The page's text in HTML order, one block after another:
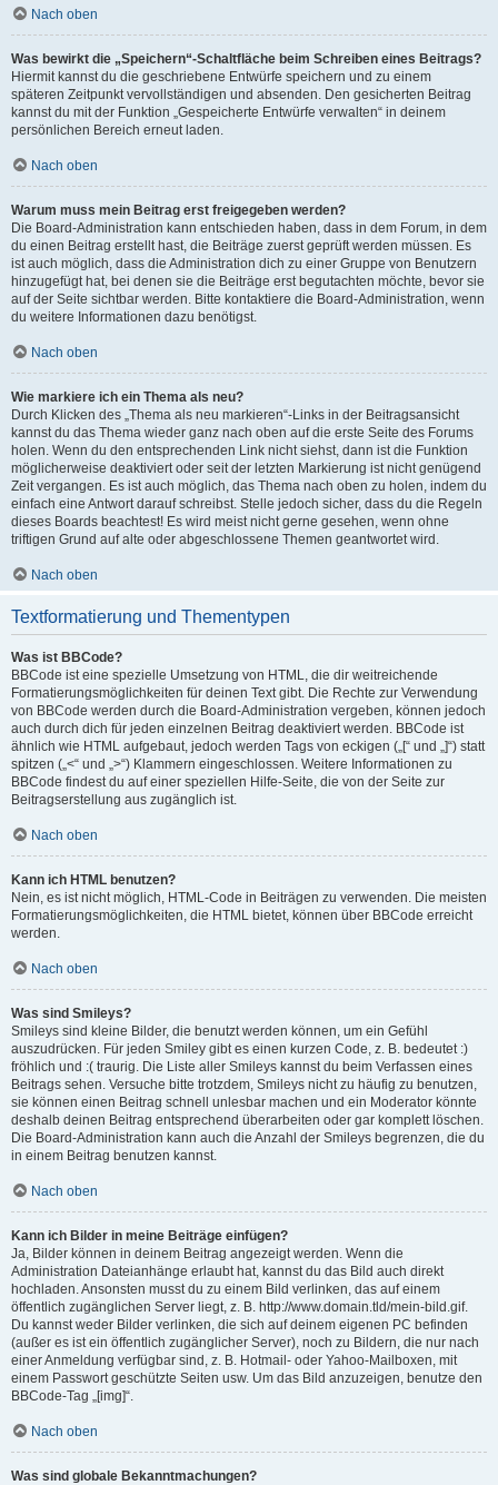
Nach oben
Was bewirkt die „Speichern“-Schaltfläche beim Schreiben eines Beitrags?
Hiermit kannst du die geschriebene Entwürfe speichern und zu einem
späteren Zeitpunkt vervollständigen und absenden. Den gesicherten Beitrag
kannst du mit der Funktion „Gespeicherte Entwürfe verwalten“ in deinem
persönlichen Bereich erneut laden.
Nach oben
Warum muss mein Beitrag erst freigegeben werden?
Die Board-Administration kann entschieden haben, dass in dem Forum, in dem
du einen Beitrag erstellt hast, die Beiträge zuerst geprüft werden müssen. Es
ist auch möglich, dass die Administration dich zu einer Gruppe von Benutzern
hinzugefügt hat, bei denen sie die Beiträge erst begutachten möchte, bevor sie
auf der Seite sichtbar werden. Bitte kontaktiere die Board-Administration, wenn
du weitere Informationen dazu benötigst.
Nach oben
Wie markiere ich ein Thema als neu?
Durch Klicken des „Thema als neu markieren“-Links in der Beitragsansicht
kannst du das Thema wieder ganz nach oben auf die erste Seite des Forums
holen. Wenn du den entsprechenden Link nicht siehst, dann ist die Funktion
möglicherweise deaktiviert oder seit der letzten Markierung ist nicht genügend
Zeit vergangen. Es ist auch möglich, das Thema nach oben zu holen, indem du
einfach eine Antwort darauf schreibst. Stelle jedoch sicher, dass du die Regeln
dieses Boards beachtest! Es wird meist nicht gerne gesehen, wenn ohne
triftigen Grund auf alte oder abgeschlossene Themen geantwortet wird.
Nach oben
Textformatierung und Thementypen
Was ist BBCode?
BBCode ist eine spezielle Umsetzung von HTML, die dir weitreichende
Formatierungsmöglichkeiten für deinen Text gibt. Die Rechte zur Verwendung
von BBCode werden durch die Board-Administration vergeben, können jedoch
auch durch dich für jeden einzelnen Beitrag deaktiviert werden. BBCode ist
ähnlich wie HTML aufgebaut, jedoch werden Tags von eckigen („[“ und „]“) statt
spitzen („<“ und „>“) Klammern eingeschlossen. Weitere Informationen zu
BBCode findest du auf einer speziellen Hilfe-Seite, die von der Seite zur
Beitragserstellung aus zugänglich ist.
Nach oben
Kann ich HTML benutzen?
Nein, es ist nicht möglich, HTML-Code in Beiträgen zu verwenden. Die meisten
Formatierungsmöglichkeiten, die HTML bietet, können über BBCode erreicht
werden.
Nach oben
Was sind Smileys?
Smileys sind kleine Bilder, die benutzt werden können, um ein Gefühl
auszudrücken. Für jeden Smiley gibt es einen kurzen Code, z. B. bedeutet :)
fröhlich und :( traurig. Die Liste aller Smileys kannst du beim Verfassen eines
Beitrags sehen. Versuche bitte trotzdem, Smileys nicht zu häufig zu benutzen,
sie können einen Beitrag schnell unlesbar machen und ein Moderator könnte
deshalb deinen Beitrag entsprechend überarbeiten oder gar komplett löschen.
Die Board-Administration kann auch die Anzahl der Smileys begrenzen, die du
in einem Beitrag benutzen kannst.
Nach oben
Kann ich Bilder in meine Beiträge einfügen?
Ja, Bilder können in deinem Beitrag angezeigt werden. Wenn die
Administration Dateianhänge erlaubt hat, kannst du das Bild auch direkt
hochladen. Ansonsten musst du zu einem Bild verlinken, das auf einem
öffentlich zugänglichen Server liegt, z. B. http://www.domain.tld/mein-bild.gif.
Du kannst weder Bilder verlinken, die sich auf deinem eigenen PC befinden
(außer es ist ein öffentlich zugänglicher Server), noch zu Bildern, die nur nach
einer Anmeldung verfügbar sind, z. B. Hotmail- oder Yahoo-Mailboxen, mit
einem Passwort geschützte Seiten usw. Um das Bild anzuzeigen, benutze den
BBCode-Tag „[img]“.
Nach oben
Was sind globale Bekanntmachungen?